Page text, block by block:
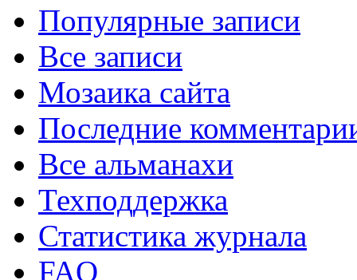
Популярные записи
Все записи
Мозаика сайта
Последние
Все альманахи
Техподдержка
Статистика журнала
FAQ